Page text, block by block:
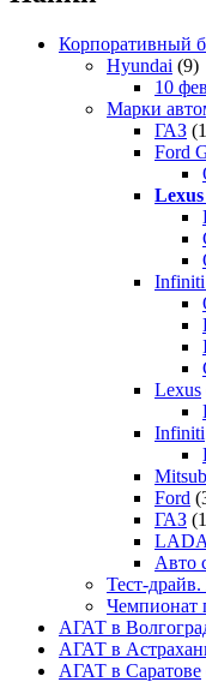
Корпоративный
Hyundai (9)
10
Марки
ГАЗ
Ford
Lexus
Infiniti
Ford
ГАЗ
LADA
Авто
Тест-
Чемпионат
АГАТ в
АГАТ в
АГАТ в Саратове